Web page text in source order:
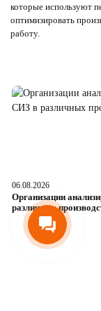
которые используют
оптимизировать
работу.
06.08.2026
Организации
различных